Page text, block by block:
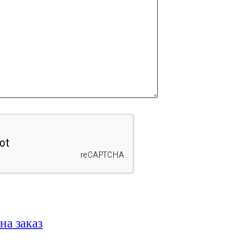
заказ